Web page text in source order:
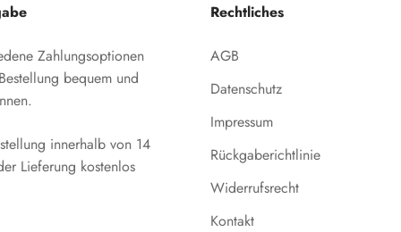
Zahlungsoptionen
bequem und
innerhalb von 14
Lieferung kostenlos
Rechtliches
AGB
Datenschutz
Impressum
Rückgaberichtlinie
Widerrufsrecht
Kontakt